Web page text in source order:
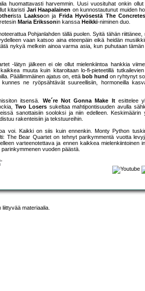
huomattavasti harvemmin. Uusi vuosituhat onkin
kitaristi Jari Haapalainen on kunnostautunut muiden
ista Laaksoon ja Frida Hyvösestä The
Maria Erikssonin kanssa Heikki-niminen duo.
Pohjanlahden tällä puolen. Syitä tähän riittänee,
vaan katsoo aina eteenpäin eikä heidän
nykyä melkein ainoa varma asia, kun puhutaan
-lätyn jälkeen ei ole ollut mielenkiintoa hankkia
muuta kuin kitaroitaan lo-fi-pieteetillä
Päällimmäinen ajatus on, että bob hund on ryhtynyt
ne ryöpsähtävät suureellisiin, hormoneilla
itsensä. We´re Not Gonna Make Itesittelee
Two Loserssukeltaa mahtipontisuuden avulla
sanottaisiin sooloksi ja niin edelleen. Keskimäärin
rakenteisiin ja tekstuureihin.
voi. Kaikki on siis kuin ennenkin. Monty Python
The Bear Quartet on tehnyt parikymmentä vuotta
varteenotettava ja ennen kaikkea mielenkiintoinen
vuoden päästä.
materiaalia.